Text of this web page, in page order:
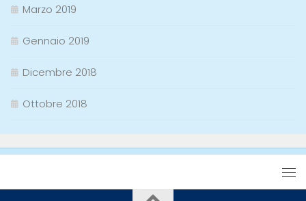
Marzo 2019
Gennaio 2019
Dicembre 2018
Ottobre 2018